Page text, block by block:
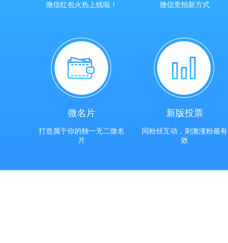
微信红包火热上线啦！ 微信竞拍新方式
微名片
打造属于你的独一无二微名
片
新版投票
同粉丝互动，刺激涨粉最有
效